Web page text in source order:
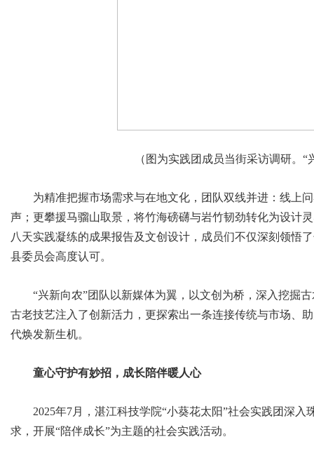
（图为实践团成员当街采访调研。
为精准把握市场需求与在地文化，团队双线并进：线上
声；更攀援马骝山取景，将竹海磅礴与岩竹韧劲转化为设计
八天实践凝练的成果报告及文创设计，成员们不仅深刻领悟
县委员会高度认可。
“兴新向农”团队以新媒体为翼，以文创为桥，深入挖掘
古老技艺注入了创新活力，更探索出一条连接传统与市场、
代焕发新生机。
童心守护有妙招，成长陪伴暖人心
2025年7月，湛江科技学院“小葵花太阳”社会实践团深
求，开展“陪伴成长”为主题的社会实践活动。